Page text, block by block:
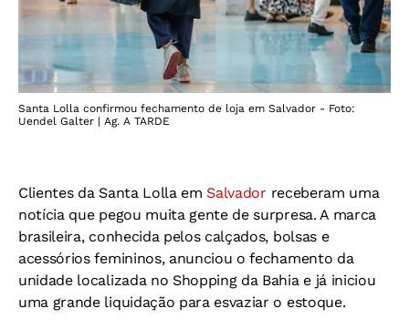
Santa Lolla confirmou fechamento de loja em Salvador - Foto:
Uendel Galter | Ag. A TARDE
Clientes da Santa Lolla em Salvador receberam uma
notícia que pegou muita gente de surpresa. A marca
brasileira, conhecida pelos calçados, bolsas e
acessórios femininos, anunciou o fechamento da
unidade localizada no Shopping da Bahia e já iniciou
uma grande liquidação para esvaziar o estoque.